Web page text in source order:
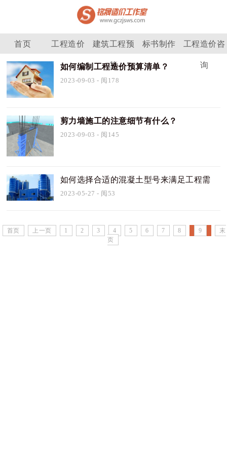
首页 工程造价 建筑工程预
算
标书制作 工程造价咨
询
如何编制工程造价预算清单？
2023-09-03 - 阅178
剪力墙施工的注意细节有什么？
2023-09-03 - 阅145
如何选择合适的混凝土型号来满足工程需
求？
2023-05-27 - 阅53
首页 上一页 1 2 3 4 5 6 7 8 9
末
页